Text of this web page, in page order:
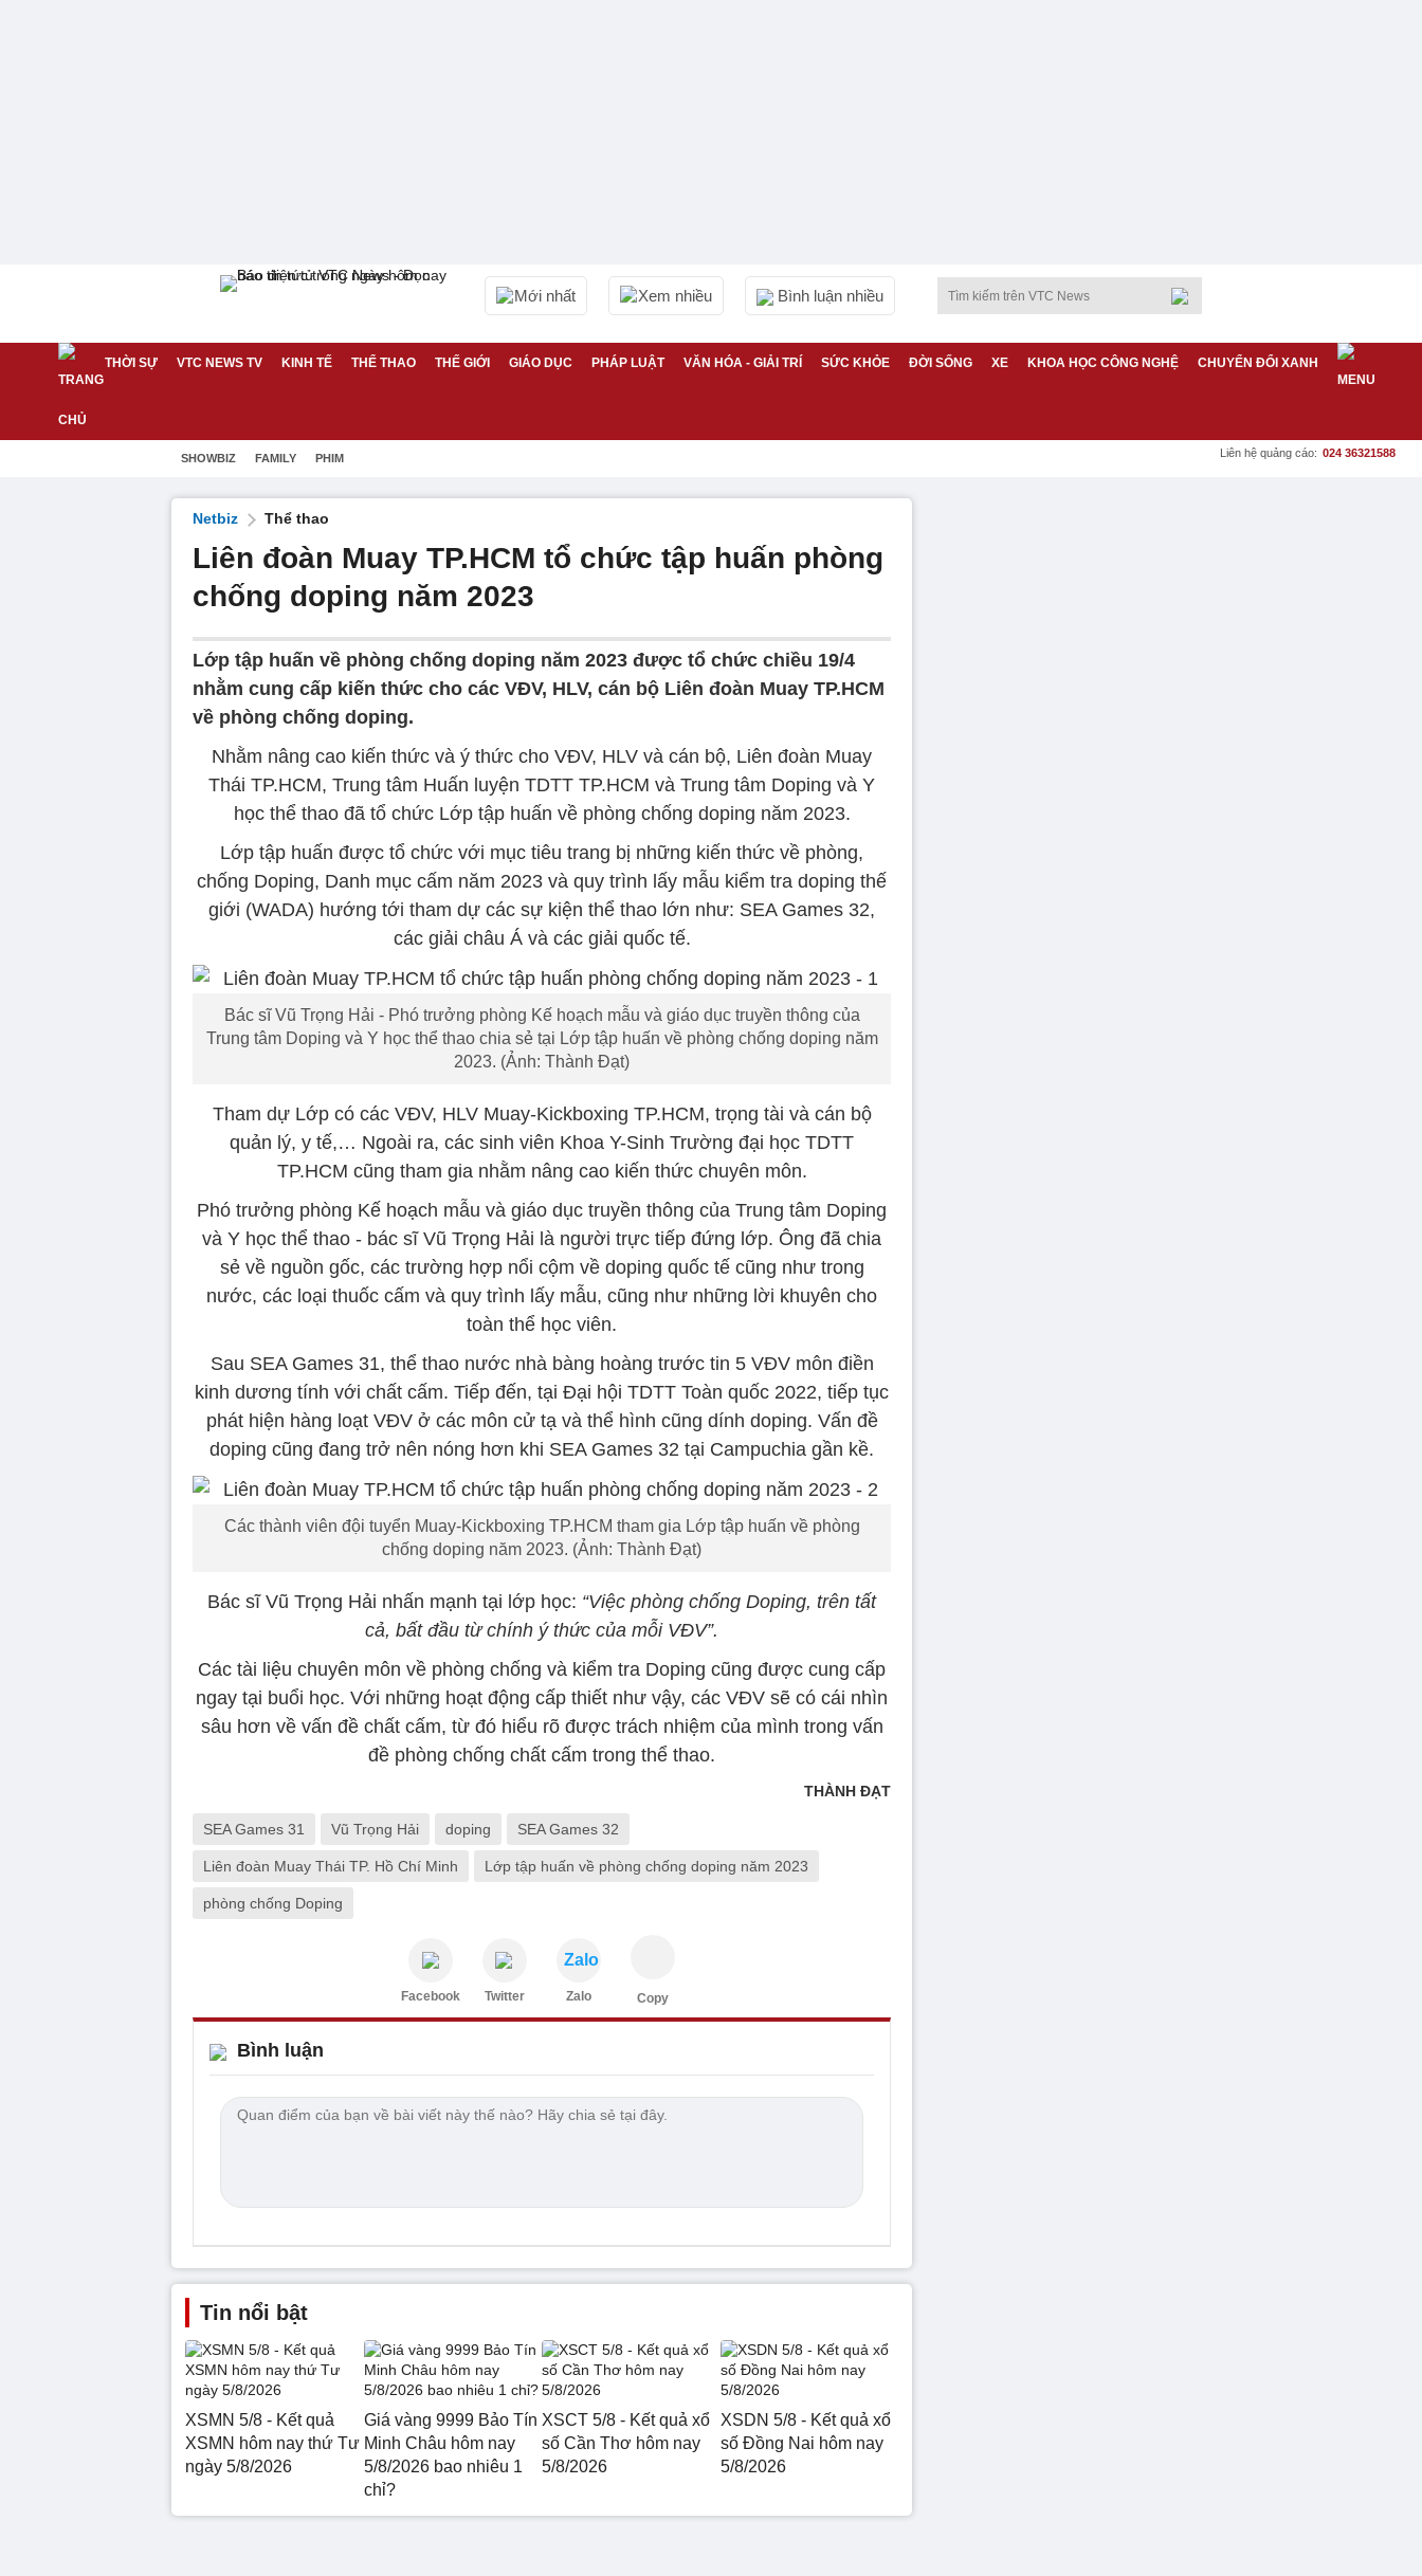
Mới nhất Xem nhiều Bình luận nhiều
THỜI SỰ VTC NEWS TV KINH TẾ THỂ THAO THẾ GIỚI GIÁO DỤC PHÁP LUẬT VĂN HÓA - GIẢI TRÍ SỨC KHỎE ĐỜI SỐNG XE KHOA HỌC CÔNG NGHỆ CHUYỂN ĐỔI XANH
SHOWBIZ FAMILY PHIM Liên hệ quảng cáo: 024 36321588
Netbiz Thể thao
Liên đoàn Muay TP.HCM tổ chức tập huấn phòng
chống doping năm 2023
Lớp tập huấn về phòng chống doping năm 2023 được tổ chức chiều 19/4
nhằm cung cấp kiến thức cho các VĐV, HLV, cán bộ Liên đoàn Muay TP.HCM
về phòng chống doping.
Nhằm nâng cao kiến thức và ý thức cho VĐV, HLV và cán bộ, Liên đoàn Muay
Thái TP.HCM, Trung tâm Huấn luyện TDTT TP.HCM và Trung tâm Doping và Y
học thể thao đã tổ chức Lớp tập huấn về phòng chống doping năm 2023.
Lớp tập huấn được tổ chức với mục tiêu trang bị những kiến thức về phòng,
chống Doping, Danh mục cấm năm 2023 và quy trình lấy mẫu kiểm tra doping thế
giới (WADA) hướng tới tham dự các sự kiện thể thao lớn như: SEA Games 32,
các giải châu Á và các giải quốc tế.
Bác sĩ Vũ Trọng Hải - Phó trưởng phòng Kế hoạch mẫu và giáo dục truyền thông của
Trung tâm Doping và Y học thể thao chia sẻ tại Lớp tập huấn về phòng chống doping năm
2023. (Ảnh: Thành Đạt)
Tham dự Lớp có các VĐV, HLV Muay-Kickboxing TP.HCM, trọng tài và cán bộ
quản lý, y tế,… Ngoài ra, các sinh viên Khoa Y-Sinh Trường đại học TDTT
TP.HCM cũng tham gia nhằm nâng cao kiến thức chuyên môn.
Phó trưởng phòng Kế hoạch mẫu và giáo dục truyền thông của Trung tâm Doping
và Y học thể thao - bác sĩ Vũ Trọng Hải là người trực tiếp đứng lớp. Ông đã chia
sẻ về nguồn gốc, các trường hợp nổi cộm về doping quốc tế cũng như trong
nước, các loại thuốc cấm và quy trình lấy mẫu, cũng như những lời khuyên cho
toàn thể học viên.
Sau SEA Games 31, thể thao nước nhà bàng hoàng trước tin 5 VĐV môn điền
kinh dương tính với chất cấm. Tiếp đến, tại Đại hội TDTT Toàn quốc 2022, tiếp tục
phát hiện hàng loạt VĐV ở các môn cử tạ và thể hình cũng dính doping. Vấn đề
doping cũng đang trở nên nóng hơn khi SEA Games 32 tại Campuchia gần kề.
Các thành viên đội tuyển Muay-Kickboxing TP.HCM tham gia Lớp tập huấn về phòng
chống doping năm 2023. (Ảnh: Thành Đạt)
Bác sĩ Vũ Trọng Hải nhấn mạnh tại lớp học: “Việc phòng chống Doping, trên tất
cả, bất đầu từ chính ý thức của mỗi VĐV”.
Các tài liệu chuyên môn về phòng chống và kiểm tra Doping cũng được cung cấp
ngay tại buổi học. Với những hoạt động cấp thiết như vậy, các VĐV sẽ có cái nhìn
sâu hơn về vấn đề chất cấm, từ đó hiểu rõ được trách nhiệm của mình trong vấn
đề phòng chống chất cấm trong thể thao.
THÀNH ĐẠT
SEA Games 31 Vũ Trọng Hải doping SEA Games 32
Liên đoàn Muay Thái TP. Hồ Chí Minh Lớp tập huấn về phòng chống doping năm 2023
phòng chống Doping
Facebook Twitter
Zalo
Zalo Copy
Bình luận
Tin nổi bật
XSMN 5/8 - Kết quả
XSMN hôm nay thứ Tư
ngày 5/8/2026
Giá vàng 9999 Bảo Tín
Minh Châu hôm nay
5/8/2026 bao nhiêu 1
chỉ?
XSCT 5/8 - Kết quả xổ
số Cần Thơ hôm nay
5/8/2026
XSDN 5/8 - Kết quả xổ
số Đồng Nai hôm nay
5/8/2026